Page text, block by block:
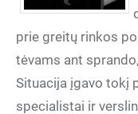
prie greitų rinkos
tėvams ant
Situacija įgavo tokį
specialistai ir